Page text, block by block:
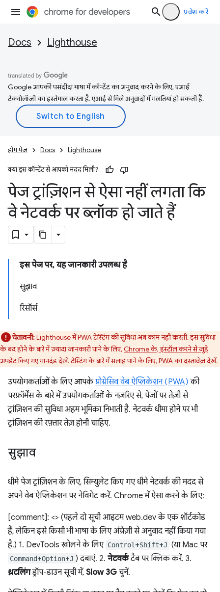
प्रवेश करें
Docs Lighthouse
Google आपकी पसंदीदा भाषा में कॉन्टेंट का अनुवाद करने के लिए, एआई
टेक्नोलॉजी का इस्तेमाल करता है. एआई से मिले अनुवादों में गलतियां हो सकती हैं.
होम पेज Docs Lighthouse
क्या इस कॉन्टेंट से आपको मदद मिली?
पेज ट्रांज़िशन से ऐसा नहीं लगता कि
वे नेटवर्क पर ब्लॉक हो जाते हैं
इस पेज पर, यह जानकारी उपलब्ध है
सुझाव
रिसॉर्स
चेतावनी:Lighthouse में PWA टेस्टिंग की सुविधा अब काम नहीं करती. इस सुविधा
के बंद होने के बारे में ज़्यादा जानकारी पाने के लिए, Chrome के, इंस्टॉल करने से जुड़े
अपडेट किए गए मानदंडदेखें. टेस्टिंग के बारे में सलाह पाने के लिए, PWA का दस्तावेज़देखें.
उपयोगकर्ताओं के लिए आपकेप्रोग्रेसिव वेब ऐप्लिकेशन (PWA) की
परफ़ॉर्मेंस के बारे में उपयोगकर्ताओं के नज़रिए से, पेजों पर तेज़ी से
ट्रांज़िशन की सुविधा अहम भूमिका निभाती है. नेटवर्क धीमा होने पर भी
ट्रांज़िशन की रफ़्तार तेज़ होनी चाहिए.
सुझाव
धीमे पेज ट्रांज़िशन के लिए, सिम्युलेट किए गए धीमे नेटवर्क की मदद से
अपने वेब ऐप्लिकेशन पर नेविगेट करें. Chrome में ऐसा करने के लिए:
[comment]: <> (पहले दो सूची आइटम web.dev के एक शॉर्टकोड
हैं, लेकिन इसे किसी भी भाषा के लिए अंग्रेज़ी से अनुवाद नहीं किया गया
है.) 1. DevTools खोलने के लिए Control +Shift+J (या Mac पर
Command+Option+J ) दबाएं. 2. नेटवर्कटैब पर क्लिक करें. 3.
थ्रटलिंगड्रॉप-डाउन सूची में, Slow 3G चुनें.